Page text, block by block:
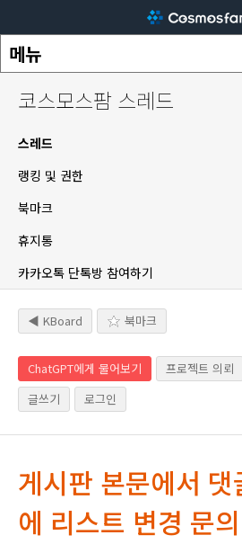
코스모스팜 스레드
스레드
랭킹 및 권한
북마크
휴지통
카카오톡 단톡방 참여하기
◀ KBoard 북마크
ChatGPT에게 물어보기 프로젝트 의뢰
글쓰기
로그인
게시판 본문에서
에 리스트 변경 문의